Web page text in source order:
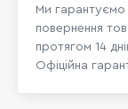
Ми гарантуємо
повернення
протягом 14
Офіційна